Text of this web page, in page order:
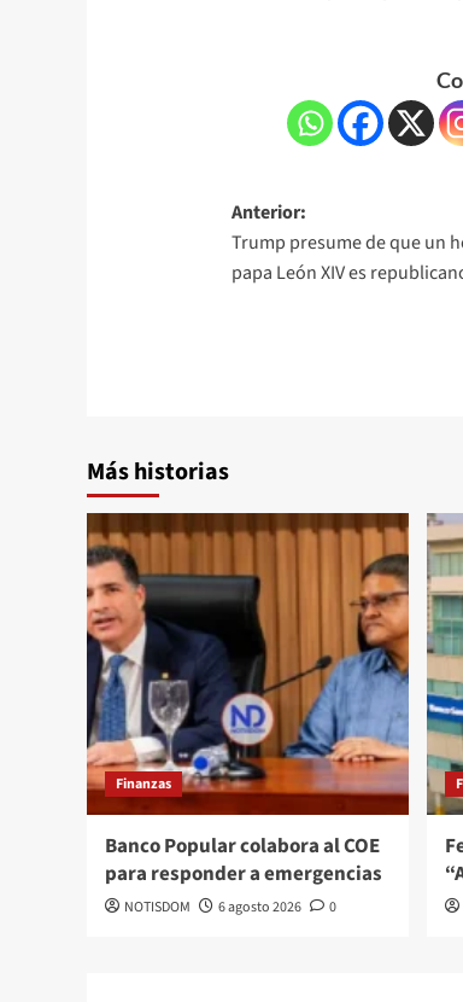
Anterior:
Trump presume de que un
papa León XIV es
Más historias
Finanzas
Banco Popular colabora al COE
para responder a emergencias
NOTISDOM 6 agosto 2026 0